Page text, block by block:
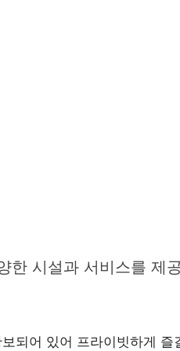
시설과 서비스를
되어 있어 프라이빗하게 즐